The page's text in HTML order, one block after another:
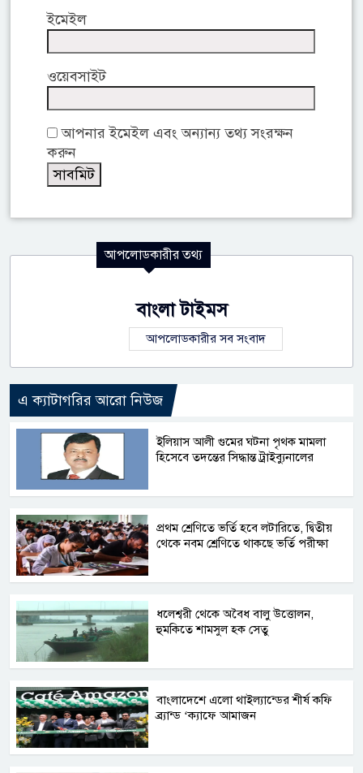
ইমেইল
ওয়েবসাইট
আপনার ইমেইল এবং অন্যান্য তথ্য সংরক্ষন
করুন
আপলোডকারীর তথ্য
বাংলা টাইমস
আপলোডকারীর সব সংবাদ
এ ক্যাটাগরির আরো নিউজ
ইলিয়াস আলী গুমের ঘটনা পৃথক মামলা
হিসেবে তদন্তের সিদ্ধান্ত ট্রাইব্যুনালের
প্রথম শ্রেণিতে ভর্তি হবে লটারিতে, দ্বিতীয়
থেকে নবম শ্রেণিতে থাকছে ভর্তি পরীক্ষা
ধলেশ্বরী থেকে অবৈধ বালু উত্তোলন,
হুমকিতে শামসুল হক সেতু
বাংলাদেশে এলো থাইল্যান্ডের শীর্ষ কফি
ব্র্যান্ড ‘ক্যাফে আমাজন